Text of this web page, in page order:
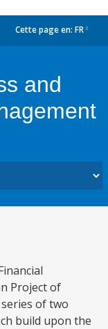
Cette page en: FR
and
Project of
of two
build upon the